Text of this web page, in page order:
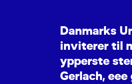
Danmarks U
inviterer til
ypperste ste
Gerlach, eee